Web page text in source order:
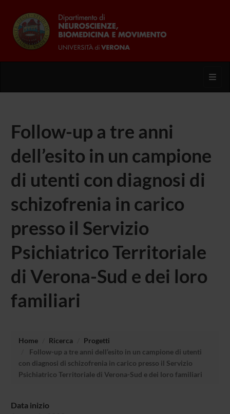
Follow-up a tre anni
dell’esito in un campione
di utenti con diagnosi di
schizofrenia in carico
presso il Servizio
Psichiatrico Territoriale
di Verona-Sud e dei loro
familiari
Home Ricerca
Progetti
Follow-up a tre anni dell’esito in un campione di utenti
con diagnosi di schizofrenia in carico presso il Servizio
Psichiatrico Territoriale di Verona-Sud e dei loro familiari
Data inizio